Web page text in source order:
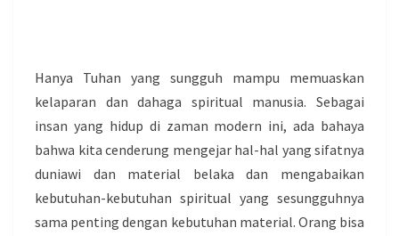
Hanya Tuhan yang sungguh mampu memuaskan
kelaparan dan dahaga spiritual manusia. Sebagai
insan yang hidup di zaman modern ini, ada bahaya
bahwa kita cenderung mengejar hal-hal yang sifatnya
duniawi dan material belaka dan mengabaikan
kebutuhan-kebutuhan spiritual yang sesungguhnya
sama penting dengan kebutuhan material. Orang bisa